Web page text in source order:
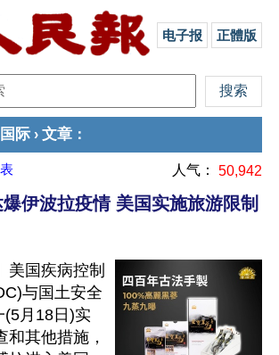
电子报 正體版
国际 › 文章 ：
人气： 50,942
伊波拉疫情 美国实施旅游限制
美国疾病控制
与国土安全
(5月18日)实
和其他措施，